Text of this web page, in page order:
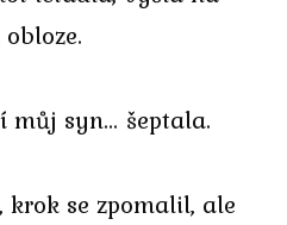
můj syn… šeptala.
se zpomalil, ale